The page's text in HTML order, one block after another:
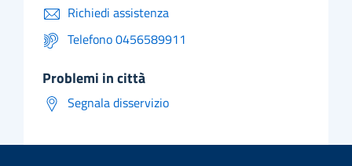
Richiedi assistenza
Telefono 0456589911
problemi in città
Segnala disservizio